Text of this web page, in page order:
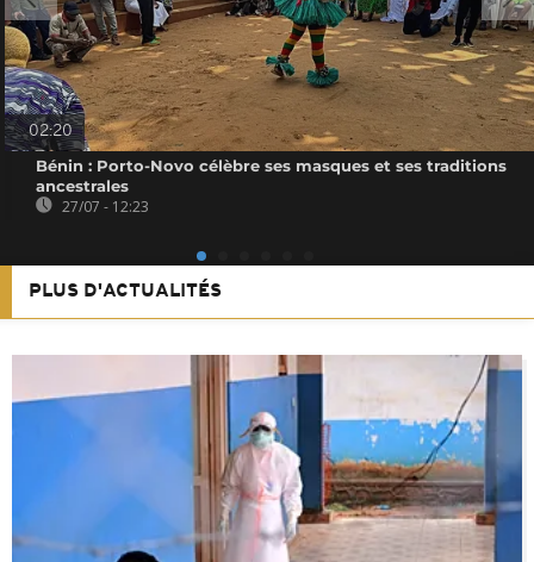
02:20
Bénin : Porto-Novo célèbre ses masques et ses traditions
ancestrales
27/07 - 12:23
PLUS D'ACTUALITÉS